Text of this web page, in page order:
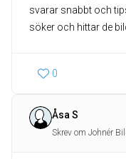
svarar snabbt och
söker och hittar de
0
Åsa S
Skrev om Johnér